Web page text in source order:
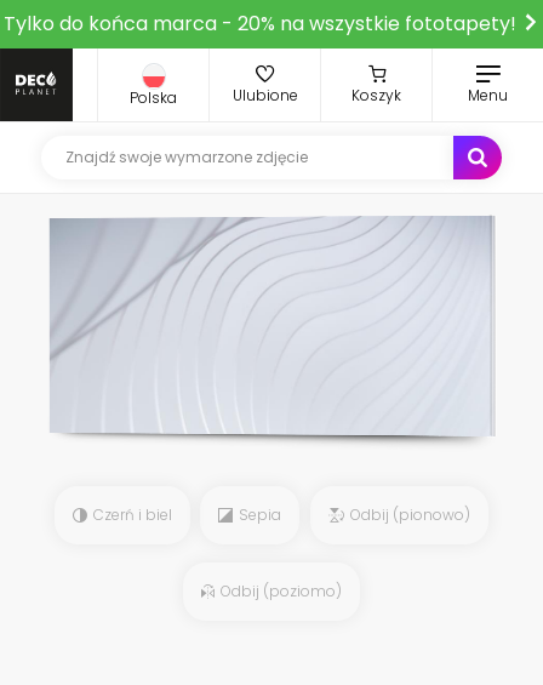
Tylko do końca marca - 20% na wszystkie fototapety!
Polska Ulubione Koszyk Menu
Czerń i biel Sepia Odbij (pionowo)
Odbij (poziomo)